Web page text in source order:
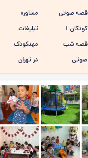
قصه صوتی
کودکان +
قصه شب
صوتی
مشاوره
تبلیغات
مهدکودک
در تهران